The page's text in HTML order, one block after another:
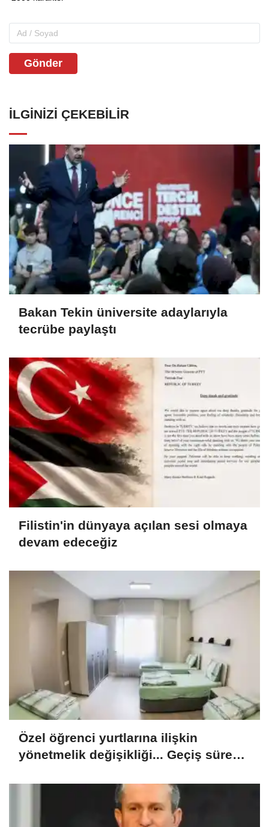
Gönder
İLGINIZI ÇEKEBILIR
Bakan Tekin üniversite adaylarıyla
tecrübe paylaştı
Filistin'in dünyaya açılan sesi olmaya
devam edeceğiz
Özel öğrenci yurtlarına ilişkin
yönetmelik değişikliği... Geçiş süresi